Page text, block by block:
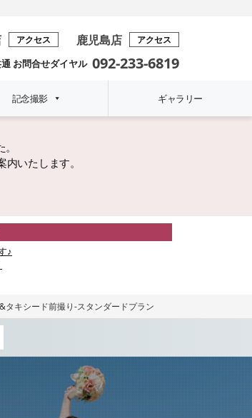
アクセス 鹿児島店 アクセス
お問合せダイヤル 092-233-6819
記念撮影 ギャラリー
いたします。
♪
タキシード前撮り-スタンダードプラン